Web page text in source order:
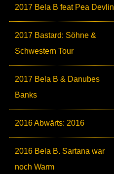
2017 Bela B feat Pea Devlin
2017 Bastard: Söhne &
Schwestern Tour
2017 Bela B & Danubes
Banks
2016 Abwärts: 2016
2016 Bela B. Sartana war
noch Warm